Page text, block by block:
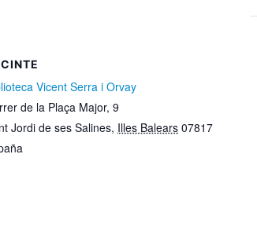
Vicent Serra i Orvay
de la Plaça Major, 9
Jordi de ses Salines, Illes Balears 07817